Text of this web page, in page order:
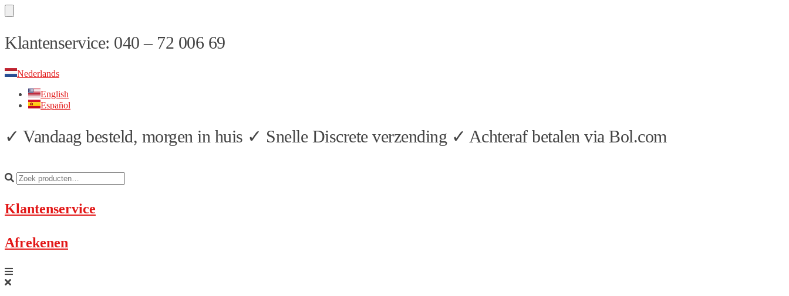
Skip
to
Skip
to
Klantenservice: 040 – 72 006 69
Nederlands
English
Español
✓ Vandaag besteld, morgen in huis ✓ Snelle Discrete verzending ✓ Achteraf betalen via Bol.com
Klantenservice
Afrekenen